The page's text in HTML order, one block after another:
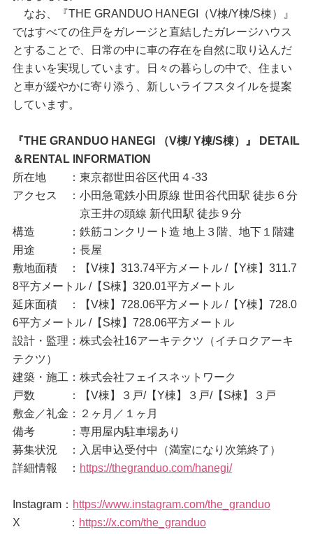
なお、『THE GRANDUO HANEGI（V棟/Y棟/S棟）』
ではすべての住戸をガレージと直結したガレージハウス
とすることで、日常の中に車の存在を自然に取り込んだ
住まいを実現しています。日々の暮らしの中で、住まい
と車が緩やかに寄り添う、新しいライフスタイルを提案
しています。
『THE GRANDUO HANEGI （V棟/ Y棟/S棟）』 DETAIL
＆RENTAL INFORMATION
所在地 ：東京都世田谷区代田４-33
アクセス ：小田急電鉄小田原線 世田谷代田駅 徒歩６分
京王井の頭線 新代田駅 徒歩９分
構造 ：鉄筋コンクリート造 地上３階、地下１階建
用途 ：長屋
敷地面積 ：【V棟】313.74平方メートル /【Y棟】311.7
8平方メートル /【S棟】320.01平方メートル
延床面積 ：【V棟】728.06平方メートル /【Y棟】728.0
6平方メートル /【S棟】728.06平方メートル
設計・監理：株式会社16アーキテクツ（イチロクアーキ
テクツ）
建築・施工：株式会社フェイスネットワーク
戸数 ：【V棟】３戸/【Y棟】３戸/【S棟】３戸
敷金／礼金：２ヶ月／１ヶ月
備考 ：専用屋内駐車場あり
募集状況 ：入居申込受付中（満室になり次第終了）
詳細情報 ： https://thegranduo.com/hanegi/
Instagram： https://www.instagram.com/the_granduo
X ： https://x.com/the_granduo